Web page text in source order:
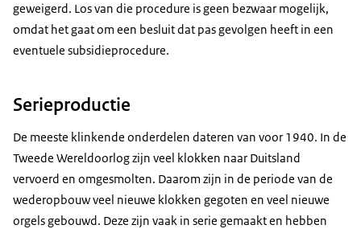
geweigerd. Los van die procedure is geen bezwaar mogelijk,
omdat het gaat om een besluit dat pas gevolgen heeft in een
eventuele subsidieprocedure.
Serieproductie
De meeste klinkende onderdelen dateren van voor 1940. In de
Tweede Wereldoorlog zijn veel klokken naar Duitsland
vervoerd en omgesmolten. Daarom zijn in de periode van de
wederopbouw veel nieuwe klokken gegoten en veel nieuwe
orgels gebouwd. Deze zijn vaak in serie gemaakt en hebben